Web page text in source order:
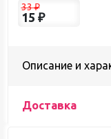
33₽
15 ₽
Описание и
Доставка